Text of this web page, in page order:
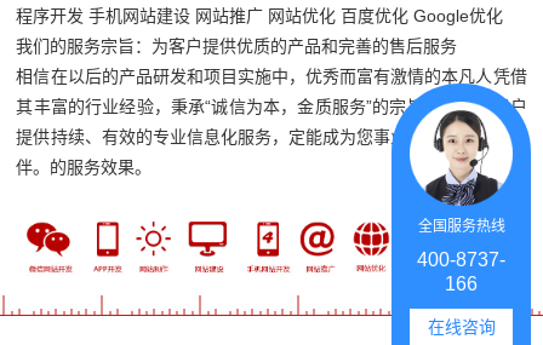
程序开发 手机网站建设 网站推广 网站优化 百度优化 Google优化
我们的服务宗旨：为客户提供优质的产品和完善的售后服务
相信在以后的产品研发和项目实施中，优秀而富有激情的本凡人凭借
其丰富的行业经验，秉承“诚信为本，金质服务”的宗旨，竭诚为客户
提供持续、有效的专业信息化服务，定能成为您事业发展可信赖的伙
伴。的服务效果。
全国服务热线
400-8737-
166
在线咨询